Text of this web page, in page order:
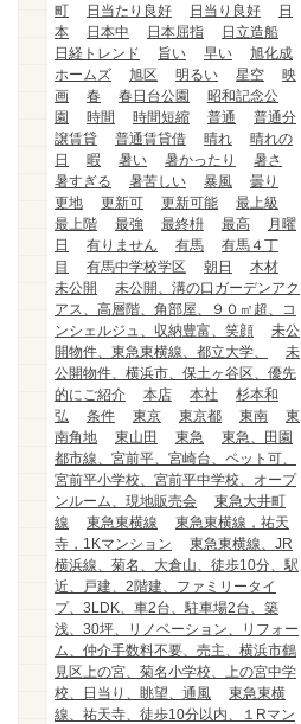
町
日当たり良好 日当り良好
日
本
日本中 日本屈指
日立造船
日経トレンド
旨い 早い
旭化成
ホームズ
旭区 明るい 星空
映
画
春 春日台公園
昭和記念公
園
時間 時間短縮 普通
普通分
譲賃貸
普通賃貸借 晴れ
晴れの
日
暇 暑い 暑かったり
暑さ
暑すぎる
暑苦しい 暴風
曇り
更地
更新可 更新可能
最上級
最上階
最強 最終枡 最高
月曜
日
有りません 有馬
有馬４丁
目
有馬中学校学区 朝日
木材
未公開
未公開、溝の口ガーデンアク
アス、高層階、角部屋、９０㎡超、コ
ンシェルジュ、収納豊富、笑顔
未公
開物件、東急東横線、都立大学、
未
公開物件、横浜市、保土ヶ谷区、優先
的にご紹介
本店 本社
杉本和
弘
条件 東京 東京都 東南
東
南角地
東山田 東急
東急、田園
都市線、宮前平、宮崎台、ペット可、
宮前平小学校、宮前平中学校、オープ
ンルーム、現地販売会
東急大井町
線
東急東横線
東急東横線，祐天
寺，1Kマンション
東急東横線、JR
横浜線、菊名、大倉山、徒歩10分、駅
近、戸建、2階建、ファミリータイ
プ、3LDK、車2台、駐車場2台、築
浅、30坪、リノベーション、リフォー
ム、仲介手数料不要、売主、横浜市鶴
見区上の宮、菊名小学校、上の宮中学
校、日当り、眺望、通風
東急東横
線、祐天寺、徒歩10分以内、１Rマン